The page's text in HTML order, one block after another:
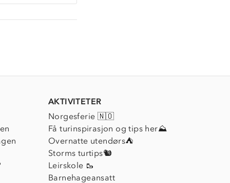
AKTIVITETER
Norgesferie 🇳🇴
Få turinspirasjon og tips her⛰
Overnatte utendørs⛺
Storms turtips🐿️
Leirskole 🥾
Barnehageansatt